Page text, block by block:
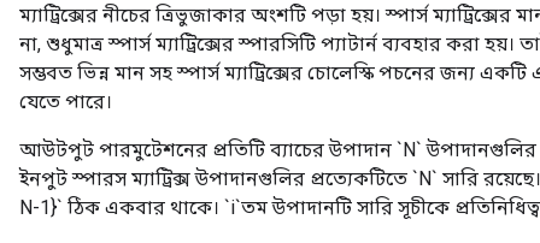
ম্যাট্রিক্সের নীচের ত্রিভুজাকার অংশটি পড়া হয়। স্পার্স ম্যাট্রিক্সের
না, শুধুমাত্র স্পার্স ম্যাট্রিক্সের স্পারসিটি প্যাটার্ন ব্যবহার করা হয়।
সম্ভবত ভিন্ন মান সহ স্পার্স ম্যাট্রিক্সের চোলেস্কি পচনের জন্য
যেতে পারে।
আউটপুট পারমুটেশনের প্রতিটি ব্যাচের উপাদান `N` উপাদানগুলির
ইনপুট স্পারস ম্যাট্রিক্স উপাদানগুলির প্রত্যেকটিতে `N` সারি
N-1}` ঠিক একবার থাকে। `i`তম উপাদানটি সারি সূচীকে